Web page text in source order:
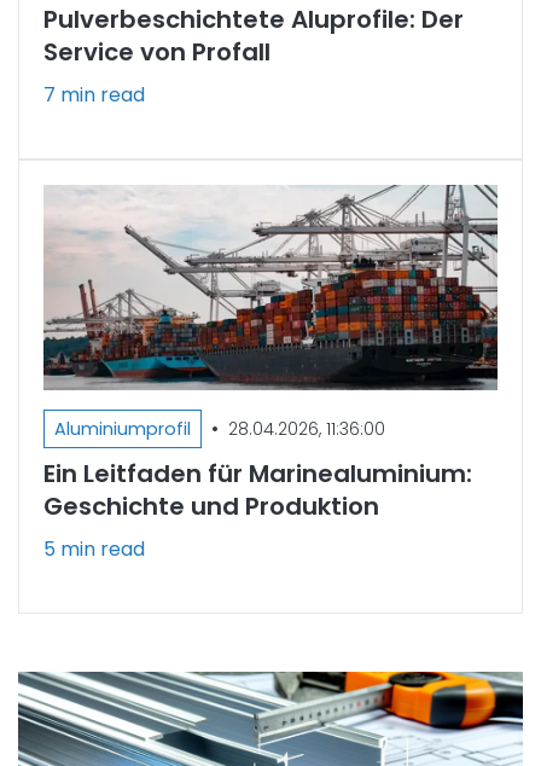
Pulverbeschichtete Aluprofile: Der
Service von Profall
7 min read
Aluminiumprofil • 28.04.2026, 11:36:00
Ein Leitfaden für Marinealuminium:
Geschichte und Produktion
5 min read